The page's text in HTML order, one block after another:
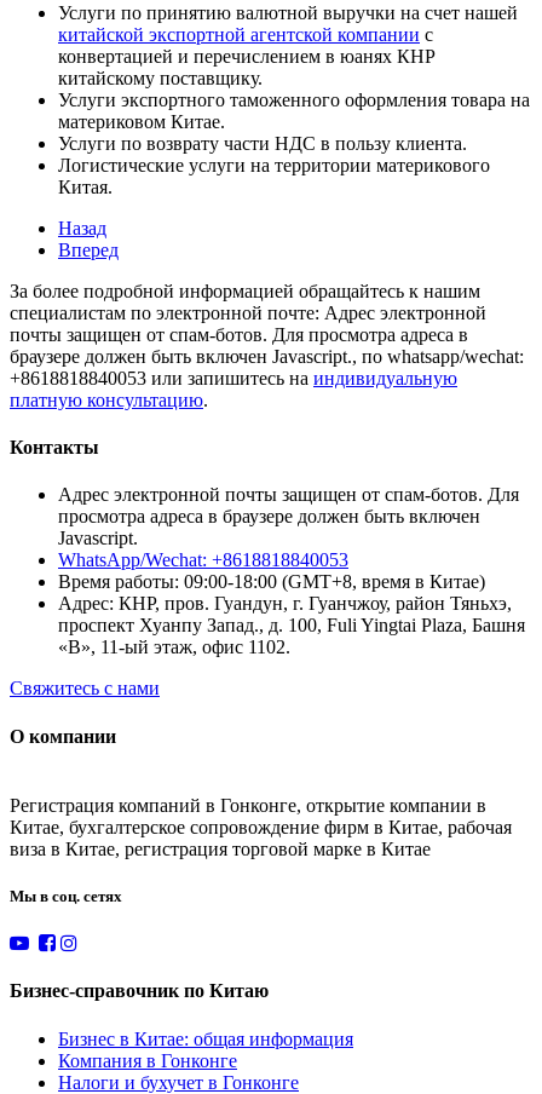
Услуги по принятию валютной выручки на счет нашей
китайской экспортной агентской компании с
конвертацией и перечислением в юанях КНР
китайскому поставщику.
Услуги экспортного таможенного оформления товара на
материковом Китае.
Услуги по возврату части НДС в пользу клиента.
Логистические услуги на территории материкового
Китая.
Назад
Вперед
За более подробной информацией обращайтесь к нашим
специалистам по электронной почте: Адрес электронной
почты защищен от спам-ботов. Для просмотра адреса в
браузере должен быть включен Javascript., по whatsapp/wechat:
+8618818840053 или запишитесь на индивидуальную
платную консультацию.
Контакты
Адрес электронной почты защищен от спам-ботов. Для
просмотра адреса в браузере должен быть включен
Javascript.
WhatsApp/Wechat: +8618818840053
Время работы: 09:00-18:00 (GMT+8, время в Китае)
Адрес: КНР, пров. Гуандун, г. Гуанчжоу, район Тяньхэ,
проспект Хуанпу Запад., д. 100, Fuli Yingtai Plaza, Башня
«B», 11-ый этаж, офис 1102.
Свяжитесь с нами
О компании
Регистрация компаний в Гонконге, открытие компании в
Китае, бухгалтерское сопровождение фирм в Китае, рабочая
виза в Китае, регистрация торговой марке в Китае
Мы в соц. сетях
Бизнес-справочник по Китаю
Бизнес в Китае: общая информация
Компания в Гонконге
Налоги и бухучет в Гонконге